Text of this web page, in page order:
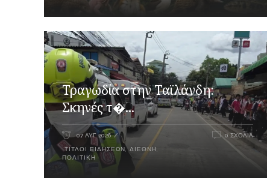
Τραγωδία στην Ταϊλάνδη:
Σκηνές τ�...
07 ΑΥΓ 2026
ΤΊΤΛΟΙ ΕΙΔΉΣΕΩΝ , ΔΙΕΘΝΉ
ΠΟΛΙΤΙΚΉ
0 ΣΧΌΛΙΑ